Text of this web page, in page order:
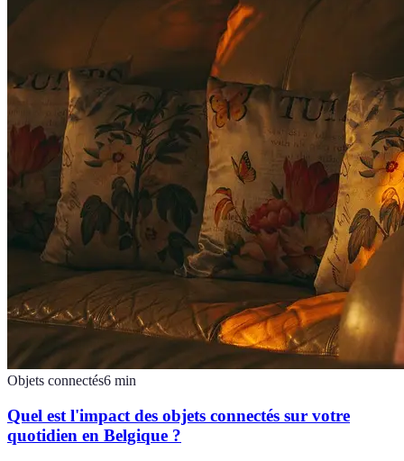
Objets connectés6 min
Quel est l'impact des objets connectés sur votre
quotidien en Belgique ?